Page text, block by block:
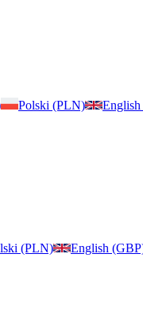
Polski (PLN)
(PLN) English